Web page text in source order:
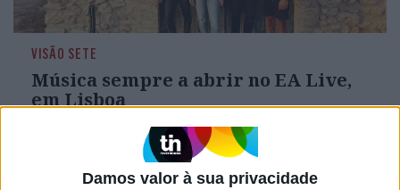
Damos valor à sua privacidade
VISÃO SETE
Música sempre a abrir no EA Live,
em Lisboa
Oito bandas ao longo de oito horas de música, é
esta a proposta do EA Live, que introduz em
Portugal a ideia de “fast festival”